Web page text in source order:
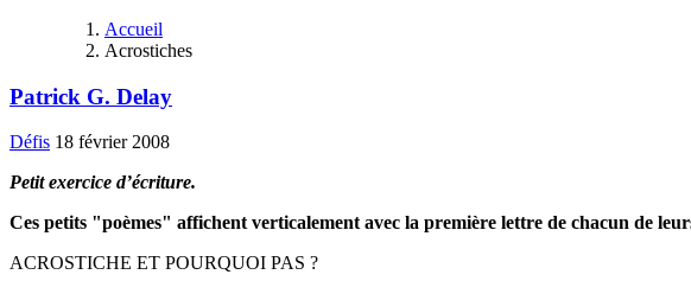
Accueil
Acrostiches
Patrick G. Delay
Défis 18 février 2008
Petit exercice d’écriture.
Ces petits "poèmes" affichent verticalement avec la première lettre de chacun de
ACROSTICHE ET POURQUOI PAS ?